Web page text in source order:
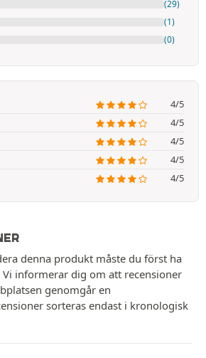
(29)
(1)
(0)
4/5
4/5
4/5
4/5
4/5
denna produkt måste du först ha
informerar dig om att recensioner
genomgår en
sorteras endast i kronologisk